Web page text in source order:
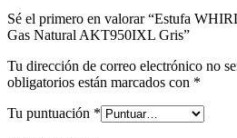
Sé el primero en valorar “Estufa
Gas Natural AKT950IXL Gris”
Tu dirección de correo electrónico no
obligatorios están marcados con *
Tu puntuación *